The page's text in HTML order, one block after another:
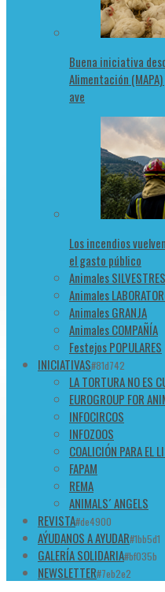
Buena iniciativa
Alimentación
ave
Los incendios
el gasto público
Animales SILVESTRES
Animales
Animales GRANJA
Animales COMPAÑÍA
Festejos POPULARES
INICIATIVAS#81d742
LA TORTURA NO ES
EUROGROUP FOR
INFOCIRCOS
INFOZOOS
COALICIÓN PARA EL
FAPAM
REMA
ANIMALS´ ANGELS
REVISTA#de4900
AÝUDANOS A AYUDAR#1bb5d1
GALERÍA SOLIDARIA#bf035b
NEWSLETTER#7eb2e2